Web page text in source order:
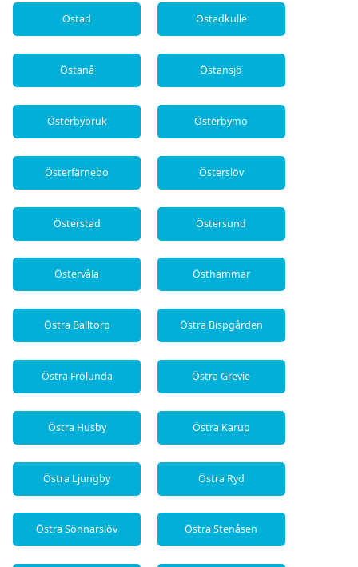
Östad Östadkulle
Östanå Östansjö
Österbybruk Österbymo
Österfärnebo Österslöv
Österstad Östersund
Östervåla Östhammar
Östra Balltorp Östra Bispgården
Östra Frölunda Östra Grevie
Östra Husby Östra Karup
Östra Ljungby Östra Ryd
Östra Sönnarslöv Östra Stenåsen